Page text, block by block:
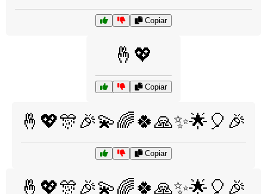
Copiar
🤞💖
Copiar
🤞💖🎊🎉💫🌈🍀🙏✨🌟🎈🎉
Copiar
🤞💖🎊🎉💫🌈🍀🙏✨🌟🎈🎉